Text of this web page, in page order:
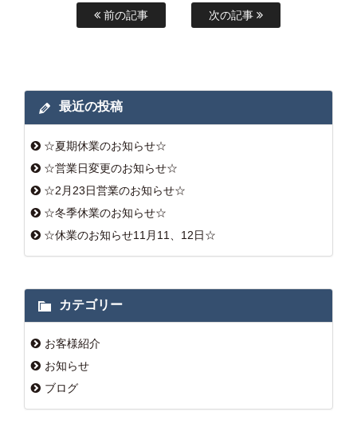
前の記事 次の記事
最近の投稿
☆夏期休業のお知らせ☆
☆営業日変更のお知らせ☆
☆2月23日営業のお知らせ☆
☆冬季休業のお知らせ☆
☆休業のお知らせ11月11、12日☆
カテゴリー
お客様紹介
お知らせ
ブログ